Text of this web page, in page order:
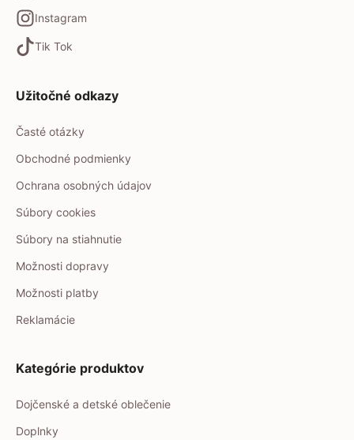
Instagram
Tik Tok
Užitočné odkazy
Časté otázky
Obchodné podmienky
Ochrana osobných údajov
Súbory cookies
Súbory na stiahnutie
Možnosti dopravy
Možnosti platby
Reklamácie
Kategórie produktov
Dojčenské a detské oblečenie
Doplnky